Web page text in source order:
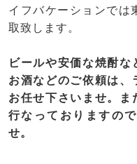
イフバケーションでは
取致します。
ビールや安価な焼酎
お酒などのご依頼は、
お任せ下さいませ。ま
行なっておりますの
せ。